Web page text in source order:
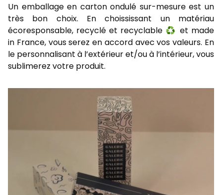
Un emballage en carton ondulé sur-mesure est un
très bon choix. En choississant un matériau
écoresponsable, recyclé et recyclable ♻️ et made
in France, vous serez en accord avec vos valeurs. En
le personnalisant à l’extérieur et/ou à l’intérieur, vous
sublimerez votre produit.